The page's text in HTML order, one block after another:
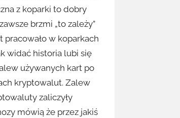
z koparki to dobry
brzmi „to zależy”
pracowało w koparkach
widać historia lubi się
używanych kart po
kryptowalut. Zalew
zaliczyły
mówią że przez jakiś